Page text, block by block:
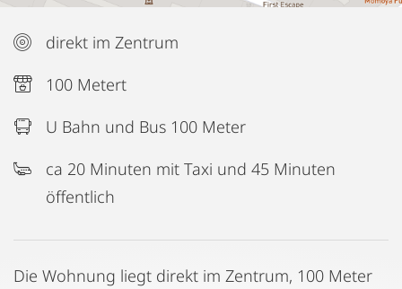
direkt im Zentrum
100 Metert
U Bahn und Bus 100 Meter
ca 20 Minuten mit Taxi und 45 Minuten
öffentlich
Die Wohnung liegt direkt im Zentrum, 100 Meter